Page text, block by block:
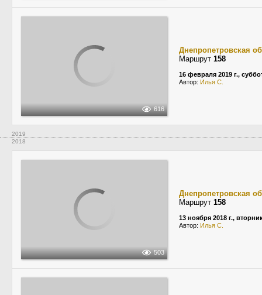
616
Днепропетровская
Маршрут 158
16 февраля 2019 г.,
Автор: Илья С.
2019
2018
503
Днепропетровская
Маршрут 158
13 ноября 2018 г.,
Автор: Илья С.